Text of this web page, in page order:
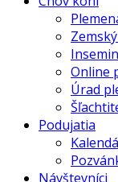
Online
Úrad
Podujatia
Návštevníci